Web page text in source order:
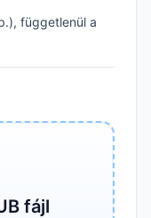
függetlenül a
fájl